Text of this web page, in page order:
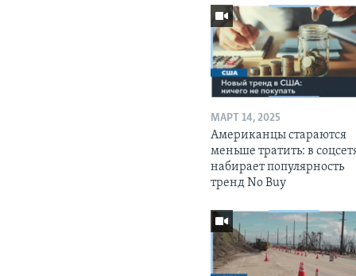
МАРТ 14, 2025
Американцы стараются
меньше тратить: в
набирает популярность
тренд No Buy